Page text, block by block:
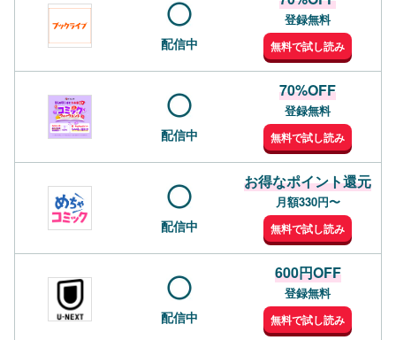
配信中
登録無料
無料で試し読み
配信中
70%OFF
登録無料
無料で試し読み
配信中
お得なポイント還元
月額330円〜
無料で試し読み
配信中
600円OFF
登録無料
無料で試し読み